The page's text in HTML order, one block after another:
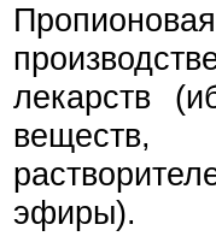
лекарств
веществ,
эфиры).